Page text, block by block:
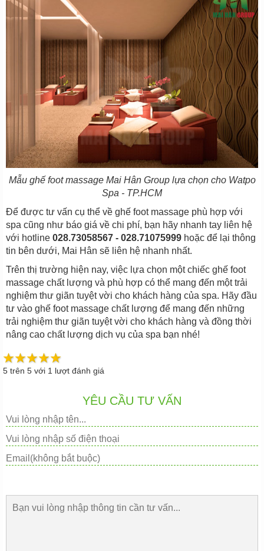
Mẫu ghế foot massage Mai Hân Group lựa chọn cho Watpo
Spa - TP.HCM
Để được tư vấn cụ thể về ghế foot massage phù hợp với
spa cũng như báo giá về chi phí, bạn hãy nhanh tay liên hệ
với hotline 028.73058567 - 028.71075999 hoặc để lại thông
tin bên dưới, Mai Hân sẽ liên hệ nhanh nhất.
Trên thị trường hiện nay, việc lựa chọn một chiếc ghế foot
massage chất lượng và phù hợp có thể mang đến một trải
nghiệm thư giãn tuyệt vời cho khách hàng của spa. Hãy đầu
tư vào ghế foot massage chất lượng để mang đến những
trải nghiệm thư giãn tuyệt vời cho khách hàng và đồng thời
nâng cao chất lượng dịch vụ của spa bạn nhé!
5 trên 5 với 1 lượt đánh giá
YÊU CẦU TƯ VẤN